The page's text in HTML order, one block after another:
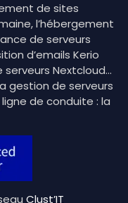
de sites
l’hébergement
de serveurs
d’emails Kerio
Nextcloud…
gestion de serveurs
de conduite : la
Clust’IT